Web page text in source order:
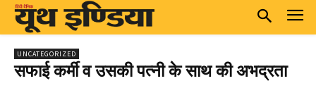
UNCATEGORIZED
सफाई कर्मी व उसकी पत्नी के साथ की अभद्रता